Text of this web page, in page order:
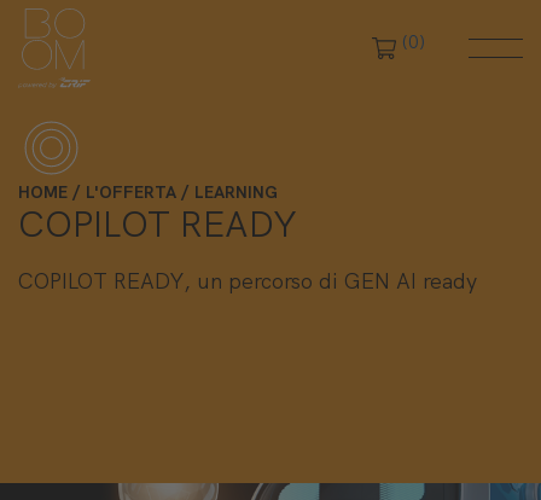
(0)
HOME L'OFFERTA LEARNING
COPILOT READY
COPILOT READY, un percorso di GEN AI ready